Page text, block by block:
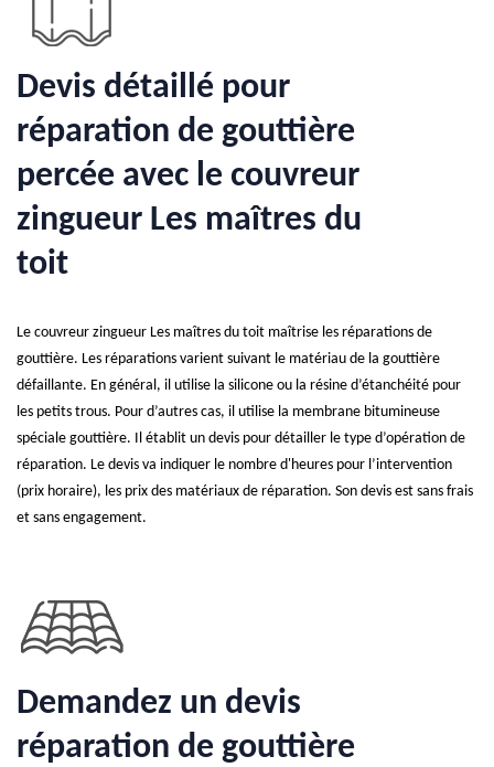
Devis détaillé pour
réparation de gouttière
percée avec le couvreur
zingueur Les maîtres du
toit
Le couvreur zingueur Les maîtres du toit maîtrise les réparations de
gouttière. Les réparations varient suivant le matériau de la gouttière
défaillante. En général, il utilise la silicone ou la résine d’étanchéité pour
les petits trous. Pour d’autres cas, il utilise la membrane bitumineuse
spéciale gouttière. Il établit un devis pour détailler le type d’opération de
réparation. Le devis va indiquer le nombre d'heures pour l’intervention
(prix horaire), les prix des matériaux de réparation. Son devis est sans frais
et sans engagement.
Demandez un devis
réparation de gouttière